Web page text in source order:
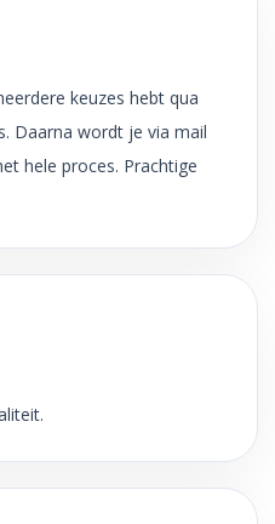
keuzes hebt qua
Daarna wordt je via mail
hele proces. Prachtige